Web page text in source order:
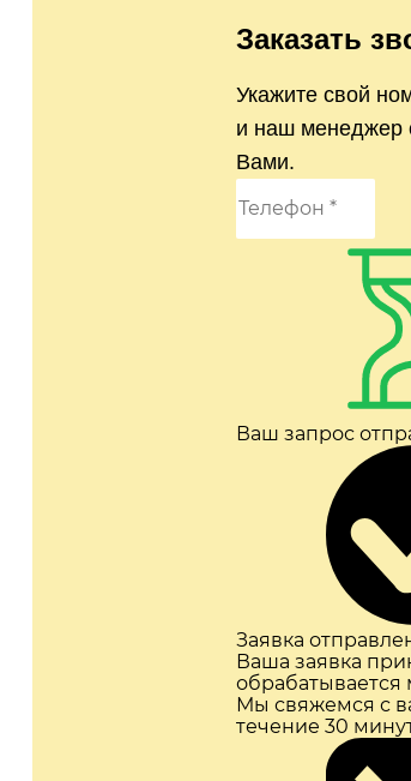
Заказать
Укажите свой
и наш менеджер
Вами.
Ваш запрос
Заявка
Ваша заявка
Мы свяжемся с
течение 30